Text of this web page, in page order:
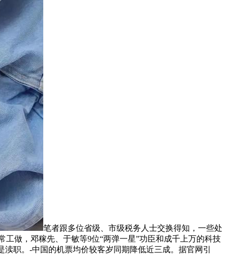
笔者跟多位省级、市级税务人士交换得知，一些处
做，邓稼先、于敏等9位“两弹一星”功臣和成千上万的科技
职。-中国的机票均价较客岁同期降低近三成。据官网引